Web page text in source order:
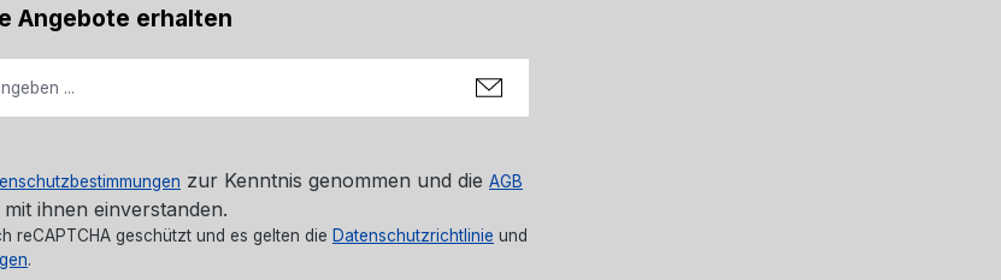
Angebote erhalten
zur Kenntnis genommen und die AGB
ihnen einverstanden.
reCAPTCHA geschützt und es gelten die Datenschutzrichtlinie und
.